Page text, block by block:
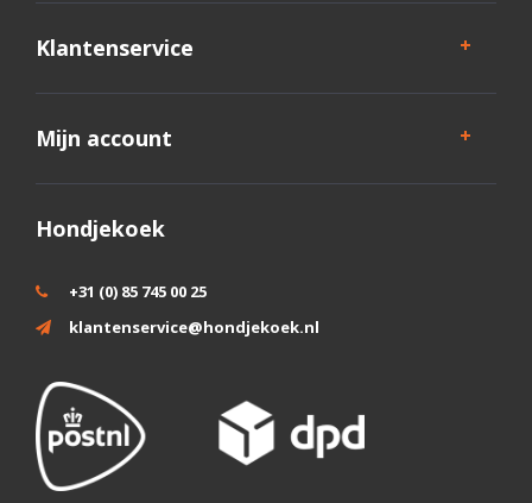
Klantenservice
Mijn account
Hondjekoek
+31 (0) 85 745 00 25
klantenservice@hondjekoek.nl